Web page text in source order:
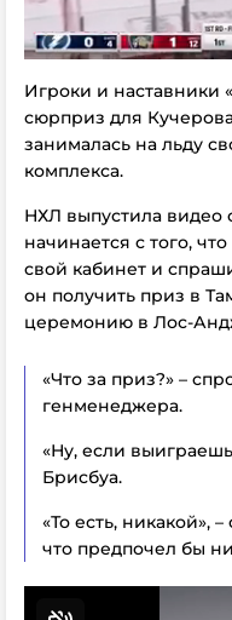
Игроки и наставники
сюрприз для
занималась на льду
комплекса.
НХЛ выпустила видео
начинается с того,
свой кабинет и
он получить приз в
церемонию в Лос-
«Что за приз?» –
генменеджера.
«Ну, если
Брисбуа.
«То есть, никакой»,
что предпочел бы